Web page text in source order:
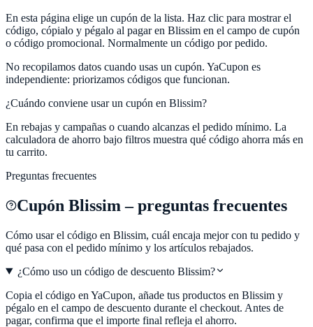
En esta página elige un cupón de la lista. Haz clic para mostrar el
código, cópialo y pégalo al pagar en Blissim en el campo de cupón
o código promocional. Normalmente un código por pedido.
No recopilamos datos cuando usas un cupón. YaCupon es
independiente: priorizamos códigos que funcionan.
¿Cuándo conviene usar un cupón en Blissim?
En rebajas y campañas o cuando alcanzas el pedido mínimo. La
calculadora de ahorro bajo filtros muestra qué código ahorra más en
tu carrito.
Preguntas frecuentes
Cupón Blissim – preguntas frecuentes
Cómo usar el código en Blissim, cuál encaja mejor con tu pedido y
qué pasa con el pedido mínimo y los artículos rebajados.
¿Cómo uso un código de descuento Blissim?
Copia el código en YaCupon, añade tus productos en Blissim y
pégalo en el campo de descuento durante el checkout. Antes de
pagar, confirma que el importe final refleja el ahorro.